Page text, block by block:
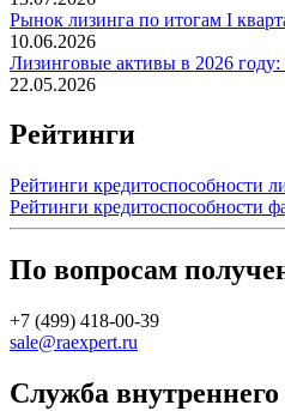
Рынок лизинга по итогам I
10.06.2026
Лизинговые активы в 2026 году:
22.05.2026
Рейтинги
Рейтинги кредитоспособности
Рейтинги кредитоспособности
По вопросам
+7 (499) 418-00-39
sale@raexpert.ru
Служба